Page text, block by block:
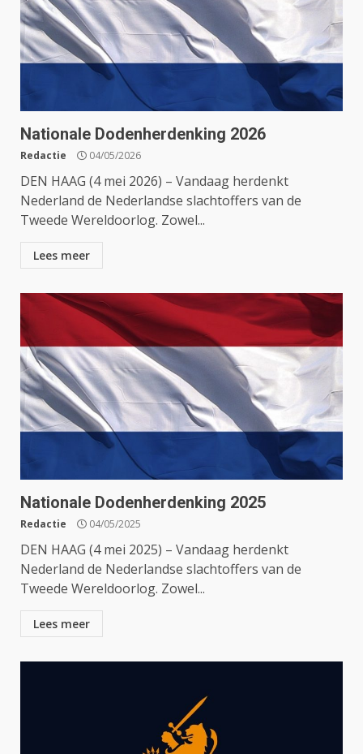
Nationale Dodenherdenking 2026
Redactie 04/05/2026
DEN HAAG (4 mei 2026) – Vandaag herdenkt
Nederland de Nederlandse slachtoffers van de
Tweede Wereldoorlog. Zowel...
Lees meer
Nationale Dodenherdenking 2025
Redactie 04/05/2025
DEN HAAG (4 mei 2025) – Vandaag herdenkt
Nederland de Nederlandse slachtoffers van de
Tweede Wereldoorlog. Zowel...
Lees meer